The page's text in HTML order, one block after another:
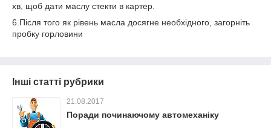
хв, щоб дати маслу стекти в картер.
6.Після того як рівень масла досягне необхідного, загорніть
пробку горловини
Інші статті рубрики
21.08.2017
Поради починаючому автомеханіку